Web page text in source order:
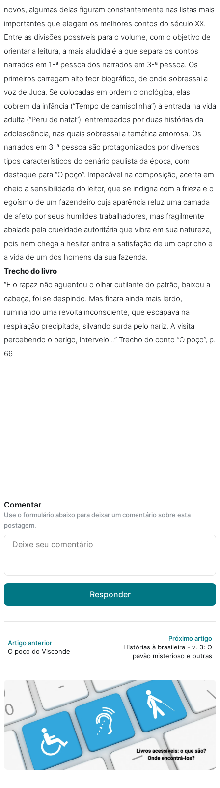
novos, algumas delas figuram constantemente nas listas mais
importantes que elegem os melhores contos do século XX.
Entre as divisões possíveis para o volume, com o objetivo de
orientar a leitura, a mais aludida é a que separa os contos
narrados em 1-ª pessoa dos narrados em 3-ª pessoa. Os
primeiros carregam alto teor biográfico, de onde sobressai a
voz de Juca. Se colocadas em ordem cronológica, elas
cobrem da infância (“Tempo de camisolinha”) à entrada na vida
adulta (“Peru de natal”), entremeados por duas histórias da
adolescência, nas quais sobressai a temática amorosa. Os
narrados em 3-ª pessoa são protagonizados por diversos
tipos característicos do cenário paulista da época, com
destaque para “O poço”. Impecável na composição, acerta em
cheio a sensibilidade do leitor, que se indigna com a frieza e o
egoísmo de um fazendeiro cuja aparência reluz uma camada
de afeto por seus humildes trabalhadores, mas fragilmente
abalada pela crueldade autoritária que vibra em sua natureza,
pois nem chega a hesitar entre a satisfação de um capricho e
a vida de um dos homens da sua fazenda.
Trecho do livro
“E o rapaz não aguentou o olhar cutilante do patrão, baixou a
cabeça, foi se despindo. Mas ficara ainda mais lerdo,
ruminando uma revolta inconsciente, que escapava na
respiração precipitada, silvando surda pelo nariz. A visita
percebendo o perigo, interveio…” Trecho do conto “O poço”, p.
66
Comentar
Use o formulário abaixo para deixar um comentário sobre esta
postagem.
Responder
Artigo anterior
O poço do Visconde
Próximo artigo
Histórias à brasileira - v. 3: O
pavão misterioso e outras